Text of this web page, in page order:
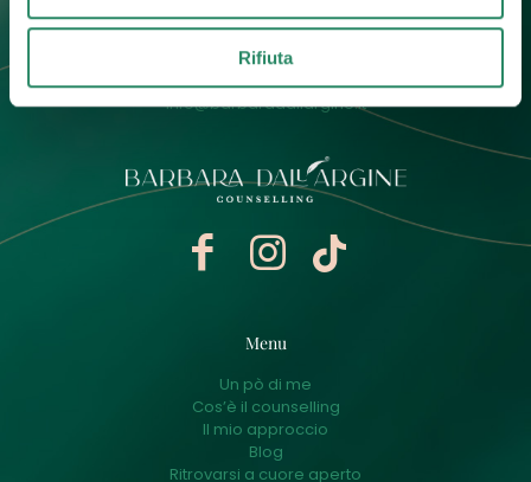
Rifiuta
+39 392 0247774
info@barbaradallargine.it
Menu
Un pò di me
Cos’è il counselling
Il mio approccio
Blog
Ritrovarsi a cuore aperto